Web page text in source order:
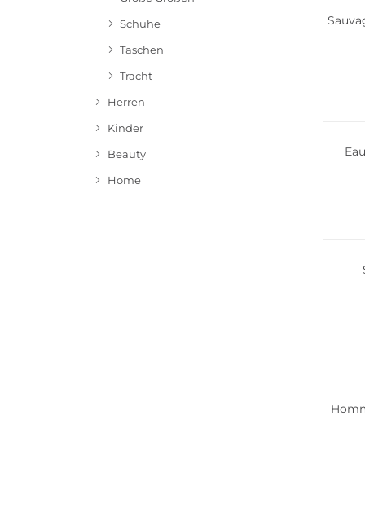
Schuhe
Taschen
Tracht
Herren
Kinder
Beauty
Home